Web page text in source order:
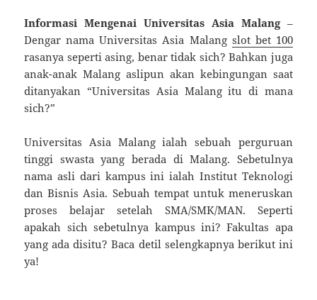
Informasi Mengenai Universitas Asia Malang–
Dengar nama Universitas Asia Malang slot bet 100
rasanya seperti asing, benar tidak sich? Bahkan juga
anak-anak Malang aslipun akan kebingungan saat
ditanyakan “Universitas Asia Malang itu di mana
sich?”
Universitas Asia Malang ialah sebuah perguruan
tinggi swasta yang berada di Malang. Sebetulnya
nama asli dari kampus ini ialah Institut Teknologi
dan Bisnis Asia. Sebuah tempat untuk meneruskan
proses belajar setelah SMA/SMK/MAN. Seperti
apakah sich sebetulnya kampus ini? Fakultas apa
yang ada disitu? Baca detil selengkapnya berikut ini
ya!